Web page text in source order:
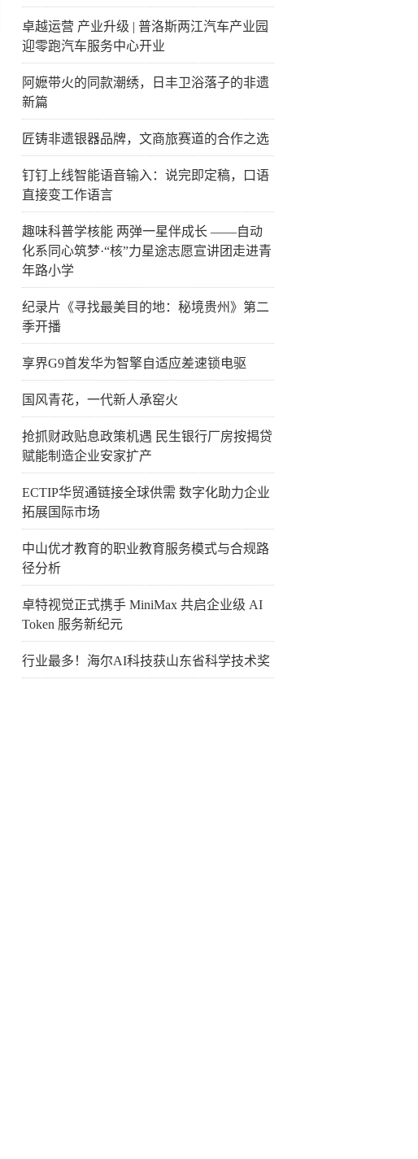
卓越运营 产业升级 | 普洛斯两江汽车产业园
迎零跑汽车服务中心开业
阿嬷带火的同款潮绣，日丰卫浴落子的非遗
新篇
匠铸非遗银器品牌，文商旅赛道的合作之选
钉钉上线智能语音输入：说完即定稿，口语
直接变工作语言
趣味科普学核能 两弹一星伴成长 ——自动
化系同心筑梦·“核”力星途志愿宣讲团走进青
年路小学
纪录片《寻找最美目的地：秘境贵州》第二
季开播
享界G9首发华为智擎自适应差速锁电驱
国风青花，一代新人承窑火
抢抓财政贴息政策机遇 民生银行厂房按揭贷
赋能制造企业安家扩产
ECTIP华贸通链接全球供需 数字化助力企业
拓展国际市场
中山优才教育的职业教育服务模式与合规路
径分析
卓特视觉正式携手 MiniMax 共启企业级 AI
Token 服务新纪元
行业最多！海尔AI科技获山东省科学技术奖